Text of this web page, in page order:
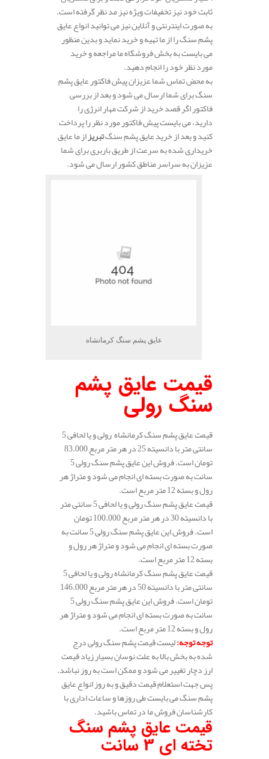
ثابت خود نیز تخفیفات ویژه نیز مد نظر گرفته است.
به صورت اینترنتی و آنلاین نیز می توانید انواع عایق
پشم سنگ را از ما تهیه و خرید نماید و بدین منظور
می بایست به بخش فروشگاه ما مراجعه و خرید
مورد نظر خود را انجام دهید.
به محض تماس شما عزیزان پیش فاکتور عایق پشم
سنگ برای شما ارسال می شود و بعد از بررسی
فاکتور اگر قصد خرید از شرکت مهار انرژی را
دارید، می بایست پیش فاکتور مورد نظر را پرداخت
کنید و بعد از خرید عایق پشم سنگتبریزاز ما عایق
خریداری شده به سرعت از طریق باربری برای شما
عزیزان به سراسر مناطق کشور ارسال می شود.
عایق پشم سنگ کرمانشاه
قیمت عایق پشم
سنگ رولی
قیمت عایق پشم سنگ کرمانشاه رولی و یا لحافی 5
سانتی متر با دانسیته 25 در هر متر مربع 83.000
تومان است. فروش این عایق پشم سنگ رولی 5
سانت به صورت بسته ای انجام می شود و متراژ هر
رول و بسته 12 متر مربع است.
قیمت عایق پشم سنگ رولی و یا لحافی 5 سانتی متر
با دانسیته 30 در هر متر مربع 100.000 تومان
است. فروش این عایق پشم سنگ رولی 5 سانت به
صورت بسته ای انجام می شود و متراژ هر رول و
بسته 12 متر مربع است.
قیمت عایق پشم سنگ کرمانشاه رولی و یا لحافی 5
سانتی متر با دانسیته 50 در هر متر مربع 146.000
تومان است. فروش این عایق پشم سنگ رولی 5
سانت به صورت بسته ای انجام می شود و متراژ هر
رول و بسته 12 متر مربع است.
توجه توجه:لیست قیمت پشم سنگ رولی درج
شده به بخش بالا به علت نوسان بسیار زیاد قیمت
ارز دچار تغییر می شود و ممکن است به روز نباشد.
پس جهت استعلام قیمت دقیق و به روز انواع عایق
پشم سنگ می بایست طی روزها و ساعات اداری با
کارشناسان فروش ما در تماس باشید.
قیمت عایق پشم سنگ
تخته ای 3 سانت